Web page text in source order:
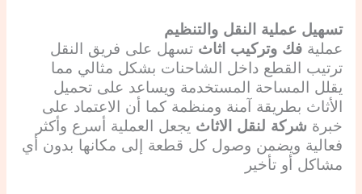
تسهيل عملية النقل والتنظيم
عملية فك وتركيب اثاث تسهل على فريق النقل
ترتيب القطع داخل الشاحنات بشكل مثالي مما
يقلل المساحة المستخدمة ويساعد على تحميل
الأثاث بطريقة آمنة ومنظمة كما أن الاعتماد على
خبرة شركة لنقل الاثاث يجعل العملية أسرع وأكثر
فعالية ويضمن وصول كل قطعة إلى مكانها بدون أي
مشاكل أو تأخير